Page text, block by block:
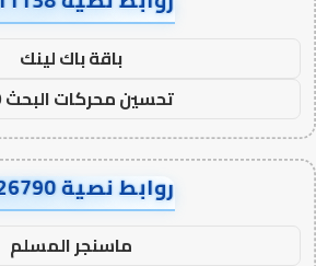
باقة باك لينك
تحسين محركات البحث SEO
روابط نصية AA26790
ماسنجر المسلم